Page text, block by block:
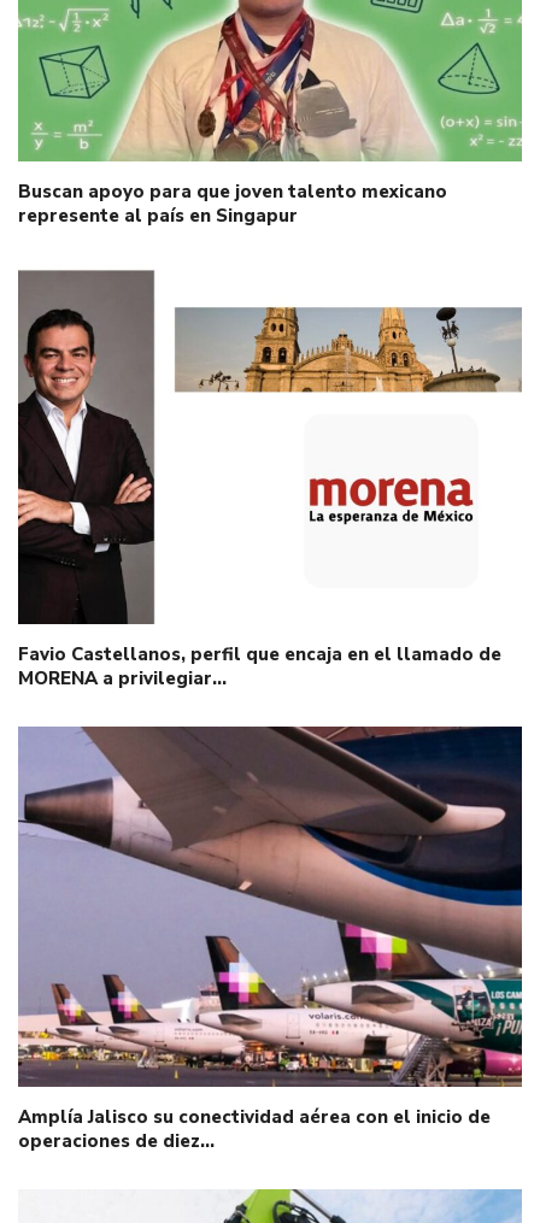
Buscan apoyo para que joven talento mexicano
represente al país en Singapur
Favio Castellanos, perfil que encaja en el llamado de
MORENA a privilegiar…
Amplía Jalisco su conectividad aérea con el inicio de
operaciones de diez…